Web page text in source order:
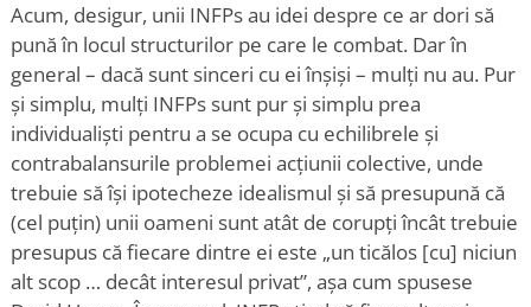
Acum, desigur, unii INFPs au idei despre ce ar dori să
pună în locul structurilor pe care le combat. Dar în
general – dacă sunt sinceri cu ei înșiși – mulți nu au. Pur
și simplu, mulți INFPs sunt pur și simplu prea
individualiști pentru a se ocupa cu echilibrele și
contrabalansurile problemei acțiunii colective, unde
trebuie să își ipotecheze idealismul și să presupună că
(cel puțin) unii oameni sunt atât de corupți încât trebuie
presupus că fiecare dintre ei este „un ticălos [cu] niciun
alt scop … decât interesul privat”, așa cum spusese